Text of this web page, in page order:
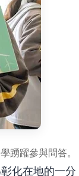
踴躍參與問答。
化在地的一分